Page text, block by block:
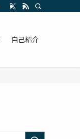
自己紹介